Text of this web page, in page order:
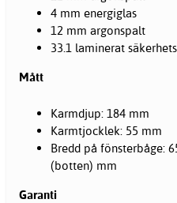
4 mm energiglas
12 mm argonspalt
33.1 laminerat
Mått
Karmdjup: 184 mm
Karmtjocklek: 55 mm
Bredd på fönsterbåge:
(botten) mm
Garanti